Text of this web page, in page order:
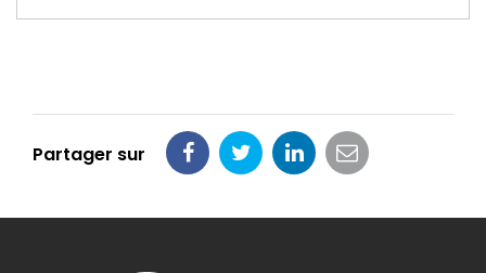
Partager sur
Partager
Facebook
Partager
Twitter
Partager
LinkedIn
Partager
email